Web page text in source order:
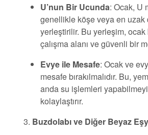
U’nun Bir Ucunda: Ocak, U
genellikle köşe veya en uzak
yerleştirilir. Bu yerleşim, ocak
çalışma alanı ve güvenli bir
Evye ile Mesafe: Ocak ve
mesafe bırakılmalıdır. Bu,
anda su işlemleri yapabilmeyi
kolaylaştırır.
Buzdolabı ve Diğer Beyaz